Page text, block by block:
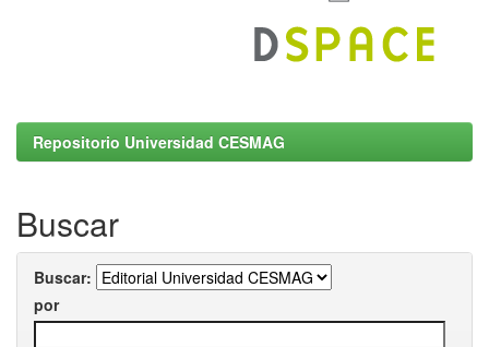
Repositorio Universidad CESMAG
Buscar
Buscar:
por